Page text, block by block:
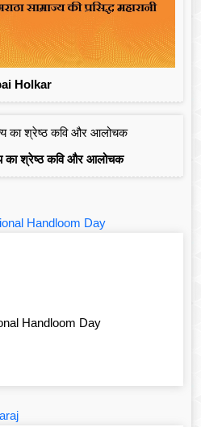
Holkar
का श्रेष्ठ कवि और आलोचक
Handloom Day